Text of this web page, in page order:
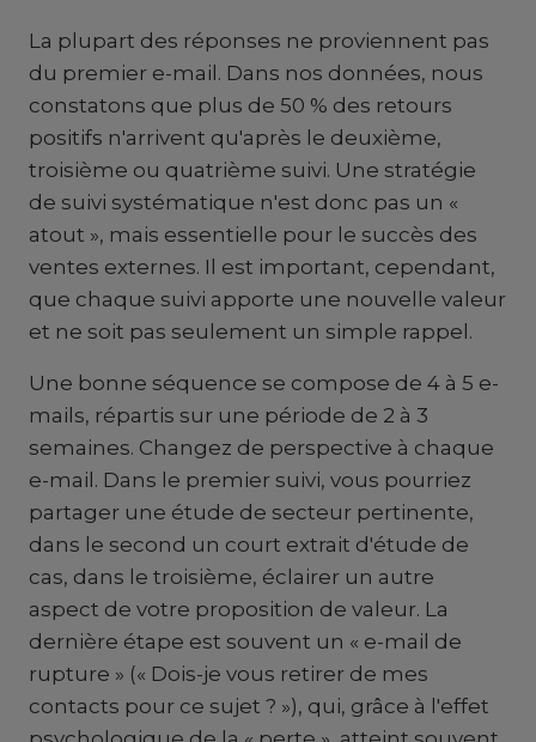
La plupart des réponses ne proviennent pas
du premier e-mail. Dans nos données, nous
constatons que plus de 50 % des retours
positifs n'arrivent qu'après le deuxième,
troisième ou quatrième suivi. Une stratégie
de suivi systématique n'est donc pas un «
atout », mais essentielle pour le succès des
ventes externes. Il est important, cependant,
que chaque suivi apporte une nouvelle valeur
et ne soit pas seulement un simple rappel.
Une bonne séquence se compose de 4 à 5 e-
mails, répartis sur une période de 2 à 3
semaines. Changez de perspective à chaque
e-mail. Dans le premier suivi, vous pourriez
partager une étude de secteur pertinente,
dans le second un court extrait d'étude de
cas, dans le troisième, éclairer un autre
aspect de votre proposition de valeur. La
dernière étape est souvent un « e-mail de
rupture » (« Dois-je vous retirer de mes
contacts pour ce sujet ? »), qui, grâce à l'effet